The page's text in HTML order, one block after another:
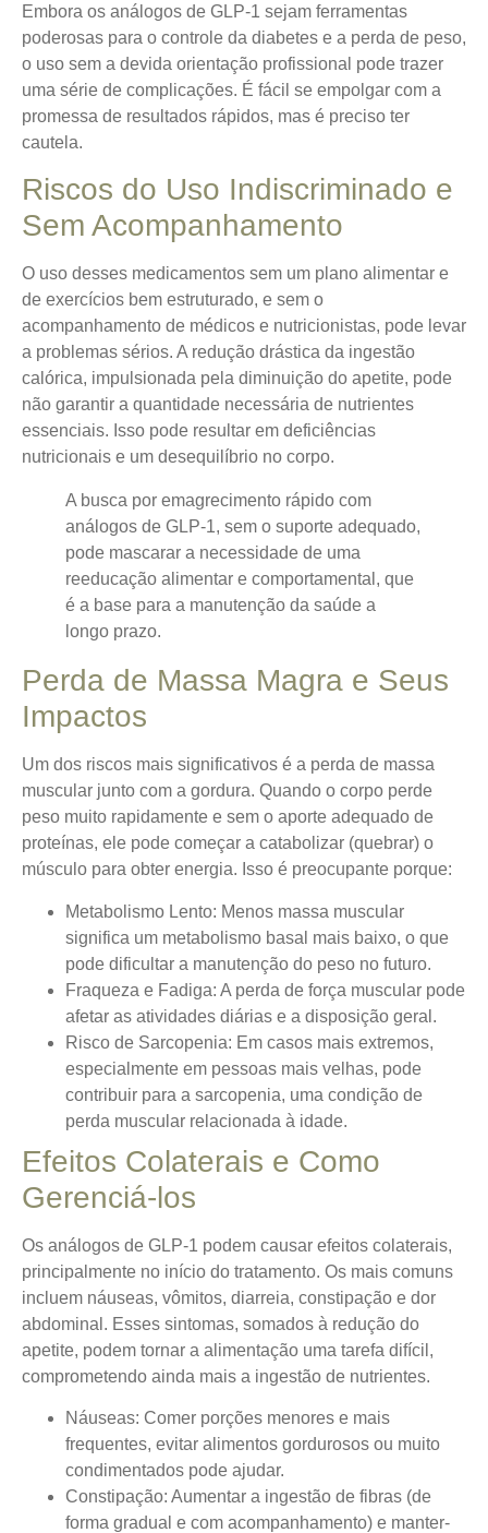
Embora os análogos de GLP-1 sejam ferramentas
poderosas para o controle da diabetes e a perda de peso,
o uso sem a devida orientação profissional pode trazer
uma série de complicações. É fácil se empolgar com a
promessa de resultados rápidos, mas é preciso ter
cautela.
Riscos do Uso Indiscriminado e
Sem Acompanhamento
O uso desses medicamentos sem um plano alimentar e
de exercícios bem estruturado, e sem o
acompanhamento de médicos e nutricionistas, pode levar
a problemas sérios. A redução drástica da ingestão
calórica, impulsionada pela diminuição do apetite, pode
não garantir a quantidade necessária de nutrientes
essenciais. Isso pode resultar em deficiências
nutricionais e um desequilíbrio no corpo.
A busca por emagrecimento rápido com
análogos de GLP-1, sem o suporte adequado,
pode mascarar a necessidade de uma
reeducação alimentar e comportamental, que
é a base para a manutenção da saúde a
longo prazo.
Perda de Massa Magra e Seus
Impactos
Um dos riscos mais significativos é a perda de massa
muscular junto com a gordura. Quando o corpo perde
peso muito rapidamente e sem o aporte adequado de
proteínas, ele pode começar a catabolizar (quebrar) o
músculo para obter energia. Isso é preocupante porque:
Metabolismo Lento: Menos massa muscular
significa um metabolismo basal mais baixo, o que
pode dificultar a manutenção do peso no futuro.
Fraqueza e Fadiga: A perda de força muscular pode
afetar as atividades diárias e a disposição geral.
Risco de Sarcopenia: Em casos mais extremos,
especialmente em pessoas mais velhas, pode
contribuir para a sarcopenia, uma condição de
perda muscular relacionada à idade.
Efeitos Colaterais e Como
Gerenciá-los
Os análogos de GLP-1 podem causar efeitos colaterais,
principalmente no início do tratamento. Os mais comuns
incluem náuseas, vômitos, diarreia, constipação e dor
abdominal. Esses sintomas, somados à redução do
apetite, podem tornar a alimentação uma tarefa difícil,
comprometendo ainda mais a ingestão de nutrientes.
Náuseas: Comer porções menores e mais
frequentes, evitar alimentos gordurosos ou muito
condimentados pode ajudar.
Constipação: Aumentar a ingestão de fibras (de
forma gradual e com acompanhamento) e manter-